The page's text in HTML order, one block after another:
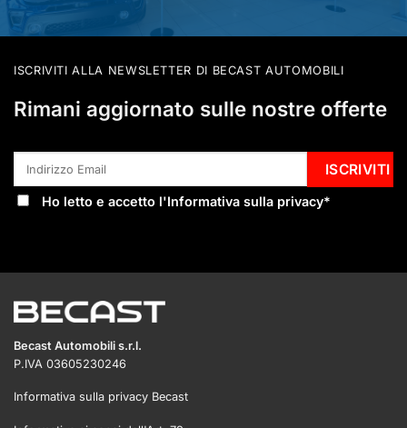
ISCRIVITI ALLA NEWSLETTER DI BECAST AUTOMOBILI
Rimani aggiornato sulle nostre offerte
Ho letto e accetto l'Informativa sulla privacy*
Becast Automobili s.r.l.
P.IVA 03605230246
Informativa sulla privacy Becast